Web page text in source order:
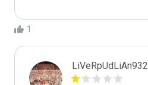
1
LiVeRpUdLiAn932